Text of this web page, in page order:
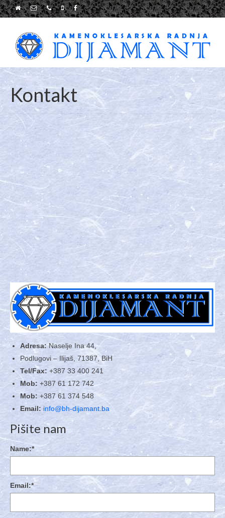
Kontakt
Adresa:Naselje Ina 44,
Podlugovi – Ilijaš, 71387, BiH
Tel/Fax: +387 33 400 241
Mob: +387 61 172 742
Mob: +387 61 374 548
Email: info@bh-dijamant.ba
Pišite nam
Name:*
Email:*